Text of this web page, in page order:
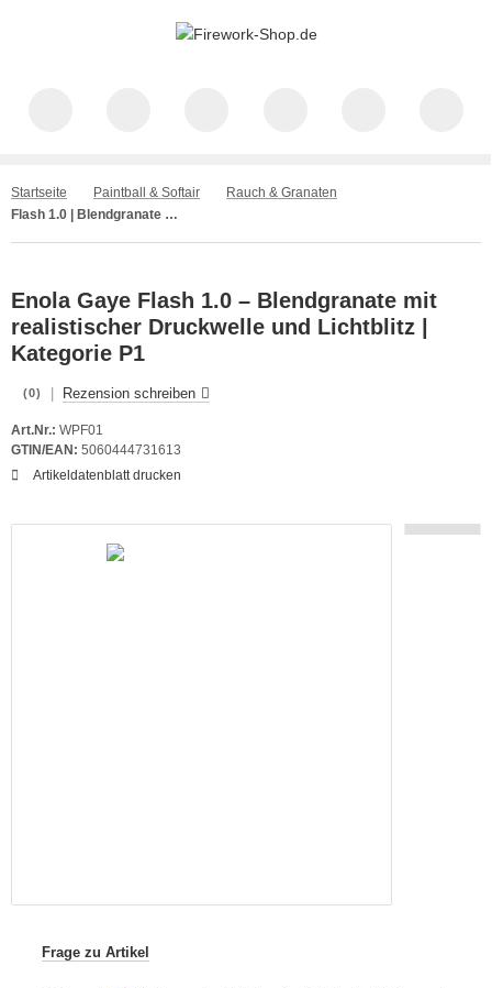
Startseite Paintball & Softair
Rauch & Granaten
Flash 1.0 | Blendgranate mit Knall | Enola Gaye
Enola Gaye Flash 1.0 – Blendgranate mit
realistischer Druckwelle und Lichtblitz |
Kategorie P1
(0) Rezension schreiben
Art.Nr.: WPF01
GTIN/EAN: 5060444731613
Artikeldatenblatt drucken
Frage zu Artikel